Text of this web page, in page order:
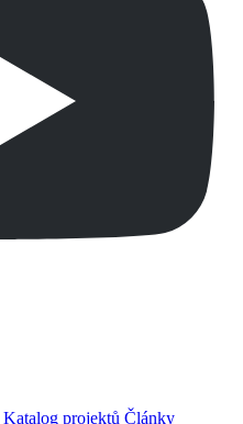
Katalog projektů Články